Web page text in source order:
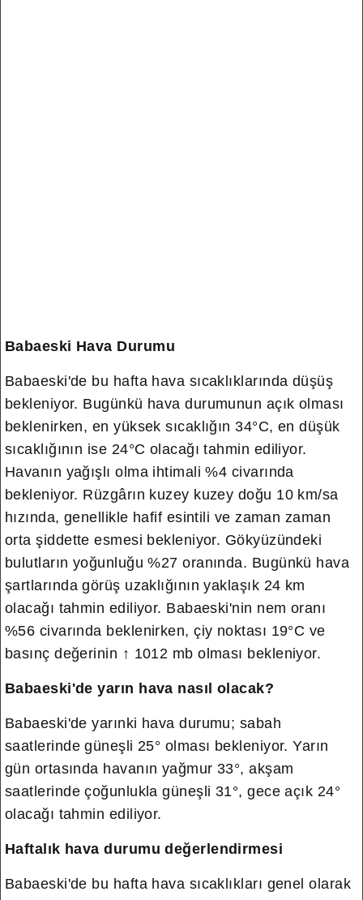
Babaeski Hava Durumu
Babaeski'de bu hafta hava sıcaklıklarında düşüş
bekleniyor. Bugünkü hava durumunun açık olması
beklenirken, en yüksek sıcaklığın 34°C, en düşük
sıcaklığının ise 24°C olacağı tahmin ediliyor.
Havanın yağışlı olma ihtimali %4 civarında
bekleniyor. Rüzgârın kuzey kuzey doğu 10 km/sa
hızında, genellikle hafif esintili ve zaman zaman
orta şiddette esmesi bekleniyor. Gökyüzündeki
bulutların yoğunluğu %27 oranında. Bugünkü hava
şartlarında görüş uzaklığının yaklaşık 24 km
olacağı tahmin ediliyor. Babaeski'nin nem oranı
%56 civarında beklenirken, çiy noktası 19°C ve
basınç değerinin ↑ 1012 mb olması bekleniyor.
Babaeski'de yarın hava nasıl olacak?
Babaeski'de yarınki hava durumu; sabah
saatlerinde güneşli 25° olması bekleniyor. Yarın
gün ortasında havanın yağmur 33°, akşam
saatlerinde çoğunlukla güneşli 31°, gece açık 24°
olacağı tahmin ediliyor.
Haftalık hava durumu değerlendirmesi
Babaeski'de bu hafta hava sıcaklıkları genel olarak